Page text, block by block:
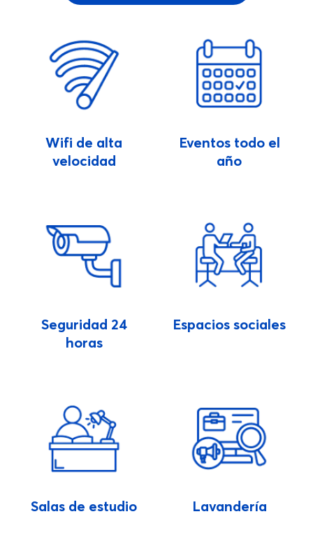
Wifi de alta
velocidad
Eventos todo el
año
Seguridad 24
horas
Espacios sociales
Salas de estudio Lavandería